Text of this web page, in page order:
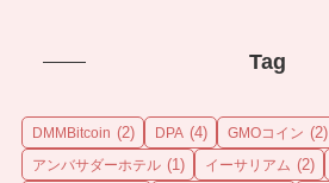
Tag
DMMBitcoin (2) DPA (4) GMOコイン (2)
アンバサダーホテル (1) イーサリアム (2)